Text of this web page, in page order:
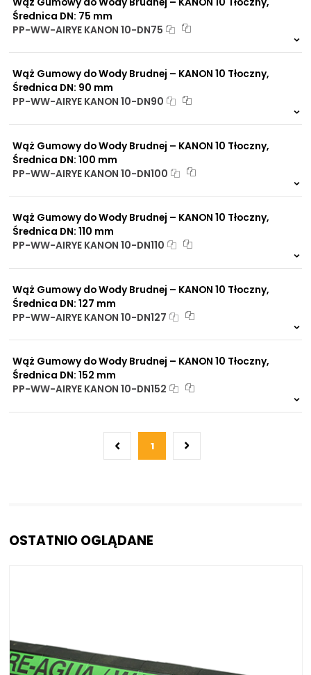
Średnica DN: 75 mm
PP-WW-AIRYE KANON 10-DN75
Wąż Gumowy do Wody Brudnej – KANON 10 Tłoczny,
Średnica DN: 90 mm
PP-WW-AIRYE KANON 10-DN90
Wąż Gumowy do Wody Brudnej – KANON 10 Tłoczny,
Średnica DN: 100 mm
PP-WW-AIRYE KANON 10-DN100
Wąż Gumowy do Wody Brudnej – KANON 10 Tłoczny,
Średnica DN: 110 mm
PP-WW-AIRYE KANON 10-DN110
Wąż Gumowy do Wody Brudnej – KANON 10 Tłoczny,
Średnica DN: 127 mm
PP-WW-AIRYE KANON 10-DN127
Wąż Gumowy do Wody Brudnej – KANON 10 Tłoczny,
Średnica DN: 152 mm
PP-WW-AIRYE KANON 10-DN152
1
OSTATNIO OGLĄDANE